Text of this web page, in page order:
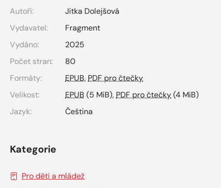
Autoři:
Jitka Dolejšová
Vydavatel:
Fragment
Vydáno:
2025
Počet stran:
80
Formáty:
EPUB,PDF pro čtečky
Velikost:
EPUB (5 MiB),PDF pro čtečky(4 MiB)
Jazyk:
Čeština
Kategorie
Pro děti a mládež